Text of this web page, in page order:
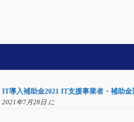
IT導入補助金2021 IT支援事業者・補助
2021年7月28日 に